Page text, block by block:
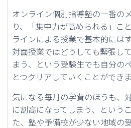
オンライン個別指導塾の一番の
り、「集中力が高められる」こ
ラインによる授業で基本的には
対面授業ではどうしても緊張し
まう、という受験生でも自分の
とつクリアしていくことができま
気になる毎月の学費のほうも、
に割高になってしまう、という
た、塾や予備校が少ない地域の